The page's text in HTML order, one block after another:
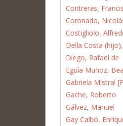
Contreras,
Coronado,
Costigliolo,
Della Costa
Diego, Rafael de
Eguía Muñoz,
Gabriela Mistral
Gache, Roberto
Gálvez, Manuel
Gay Calbó,